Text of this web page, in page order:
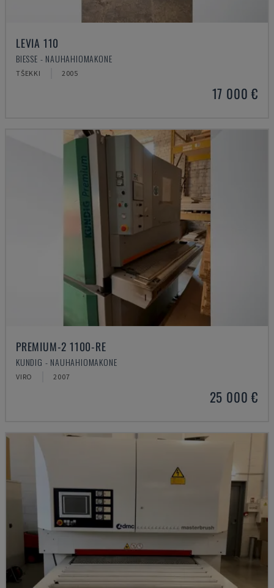
LEVIA 110
BIESSE - NAUHAHIOMAKONE
TŠEKKI 2005
17 000 €
PREMIUM-2 1100-RE
KUNDIG - NAUHAHIOMAKONE
VIRO 2007
25 000 €